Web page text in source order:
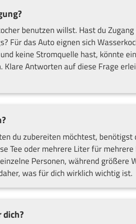
benutzen willst. Hast du
Für das Auto eignen sich
keine Stromquelle hast, könnte
Klare Antworten auf diese Frage
du zubereiten möchtest, benötigst
Tee oder mehrere Liter für
Personen, während größere
was für dich wirklich wichtig ist.